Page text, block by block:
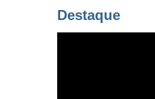
Destaque